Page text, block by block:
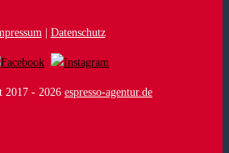
| Datenschutz
2017 - 2026 espresso-agentur.de